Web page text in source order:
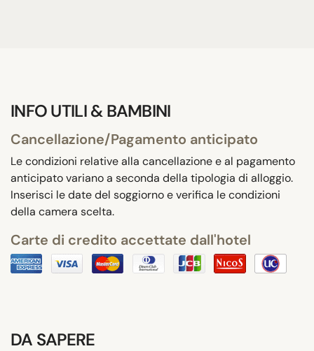
INFO UTILI & BAMBINI
Cancellazione/Pagamento anticipato
Le condizioni relative alla cancellazione e al pagamento
anticipato variano a seconda della tipologia di alloggio.
Inserisci le date del soggiorno e verifica le condizioni
della camera scelta.
Carte di credito accettate dall'hotel
DA SAPERE